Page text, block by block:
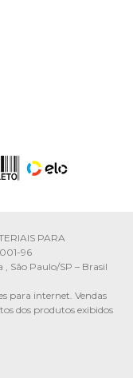
PARA
96
, São Paulo/SP – Brasil
para internet. Vendas
dos produtos exibidos